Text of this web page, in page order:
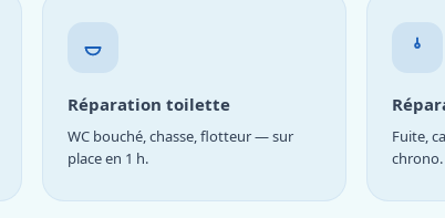
Réparation toilette
WC bouché, chasse, flotteur — sur
place en 1 h.
Fuite,
chrono.